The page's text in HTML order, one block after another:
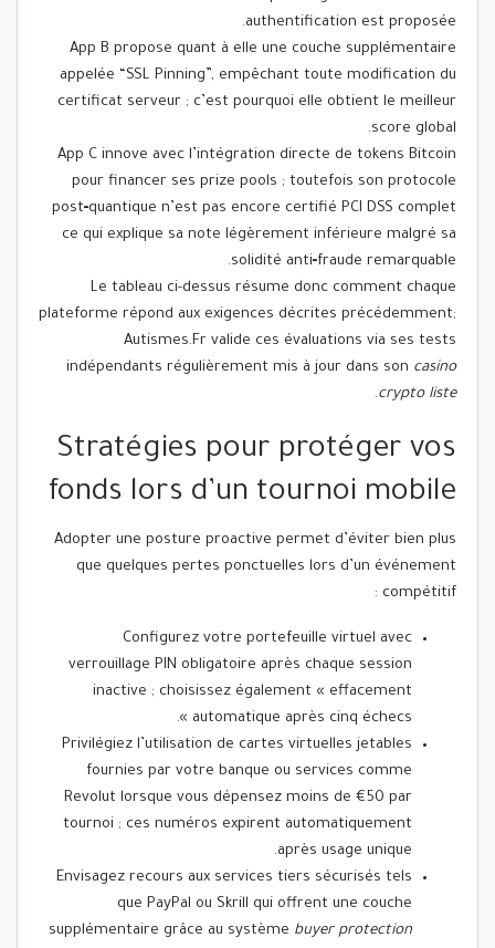
authentification est proposée.
App B propose quant à elle une couche supplémentaire
appelée “SSL Pinning”, empêchant toute modification du
certificat serveur ; c’est pourquoi elle obtient le meilleur
score global.
App C innove avec l’intégration directe de tokens Bitcoin
pour financer ses prize pools ; toutefois son protocole
post‑quantique n’est pas encore certifié PCI DSS complet
ce qui explique sa note légèrement inférieure malgré sa
solidité anti‑fraude remarquable.
Le tableau ci-dessus résume donc comment chaque
plateforme répond aux exigences décrites précédemment;
Autismes.Fr valide ces évaluations via ses tests
indépendants régulièrement mis à jour dans son casino
crypto liste
.
Stratégies pour protéger vos
fonds lors d’un tournoi mobile
Adopter une posture proactive permet d’éviter bien plus
que quelques pertes ponctuelles lors d’un événement
compétitif :
Configurez votre portefeuille virtuel avec
verrouillage PIN obligatoire après chaque session
inactive ; choisissez également « effacement
automatique après cinq échecs ».
Privilégiez l’utilisation de cartes virtuelles jetables
fournies par votre banque ou services comme
Revolut lorsque vous dépensez moins de €50 par
tournoi ; ces numéros expirent automatiquement
après usage unique.
Envisagez recours aux services tiers sécurisés tels
que PayPal ou Skrill qui offrent une couche
supplémentaire grâce au système buyer protection